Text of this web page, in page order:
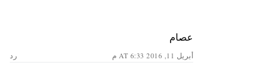
عصام
أبريل 11, 2016 AT 6:33 م رد